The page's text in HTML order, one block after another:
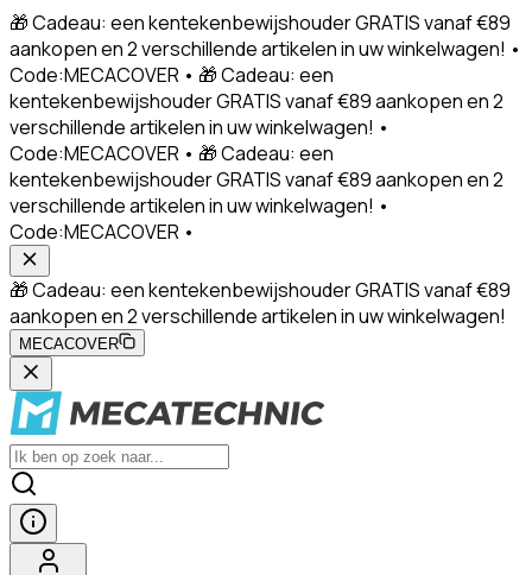
🎁 Cadeau: een kentekenbewijshouder GRATIS vanaf €89
aankopen en 2 verschillende artikelen in uw winkelwagen! •
Code:MECACOVER • 🎁 Cadeau: een
kentekenbewijshouder GRATIS vanaf €89 aankopen en 2
verschillende artikelen in uw winkelwagen! •
Code:MECACOVER • 🎁 Cadeau: een
kentekenbewijshouder GRATIS vanaf €89 aankopen en 2
verschillende artikelen in uw winkelwagen! •
Code:MECACOVER •
🎁 Cadeau: een kentekenbewijshouder GRATIS vanaf €89
aankopen en 2 verschillende artikelen in uw winkelwagen!
MECACOVER